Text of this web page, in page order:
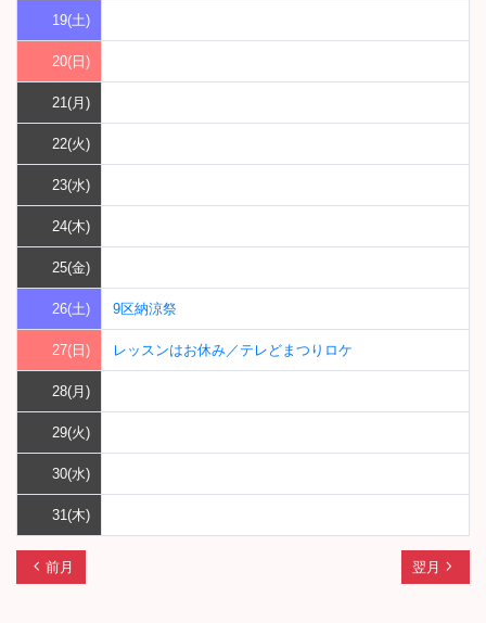
19(土)
20(日)
21(月)
22(火)
23(水)
24(木)
25(金)
26(土) 9区納涼祭
27(日) レッスンはお休み／テレどまつりロケ
28(月)
29(火)
30(水)
31(木)
chevron_left 前月 翌月 navigate_next